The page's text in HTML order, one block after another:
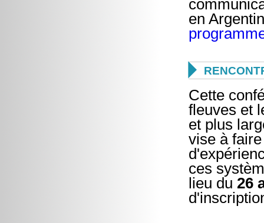
en

Cette
fleuves et
et plus
vise à
ces
lieu du 26